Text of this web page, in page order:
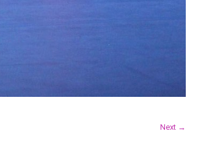
Next →